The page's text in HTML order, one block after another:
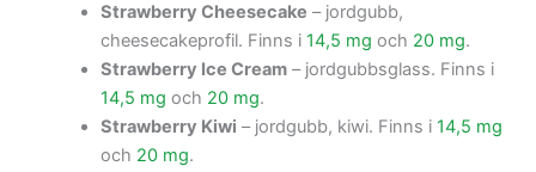
Strawberry Cheesecake – jordgubb,
cheesecakeprofil. Finns i 14,5 mg och 20 mg.
Strawberry Ice Cream– jordgubbsglass. Finns i
14,5 mg och 20 mg.
Strawberry Kiwi – jordgubb, kiwi. Finns i 14,5 mg
och 20 mg.